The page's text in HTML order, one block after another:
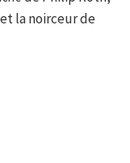
la noirceur de